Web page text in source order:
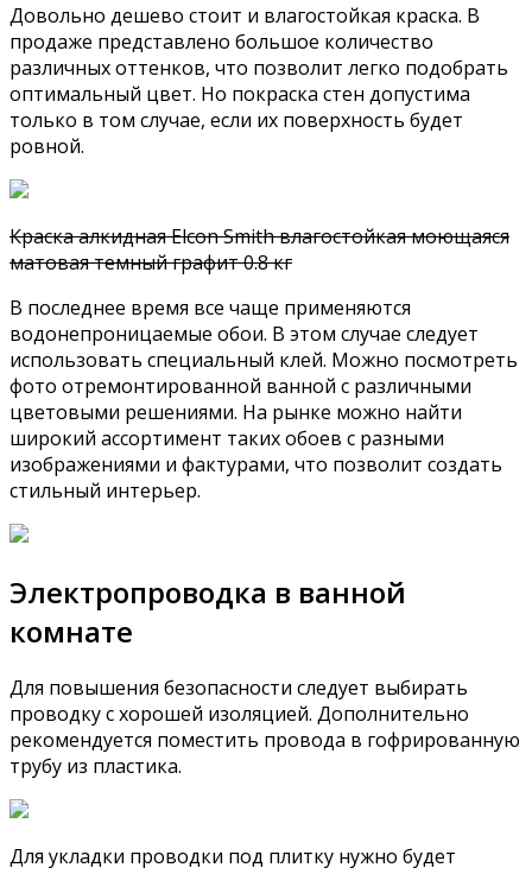
Довольно дешево стоит и влагостойкая краска. В
продаже представлено большое количество
различных оттенков, что позволит легко подобрать
оптимальный цвет. Но покраска стен допустима
только в том случае, если их поверхность будет
ровной.
Краска алкидная Elcon Smith влагостойкая моющаяся
матовая темный графит 0.8 кг
В последнее время все чаще применяются
водонепроницаемые обои. В этом случае следует
использовать специальный клей. Можно посмотреть
фото отремонтированной ванной с различными
цветовыми решениями. На рынке можно найти
широкий ассортимент таких обоев с разными
изображениями и фактурами, что позволит создать
стильный интерьер.
Электропроводка в ванной
комнате
Для повышения безопасности следует выбирать
проводку с хорошей изоляцией. Дополнительно
рекомендуется поместить провода в гофрированную
трубу из пластика.
Для укладки проводки под плитку нужно будет